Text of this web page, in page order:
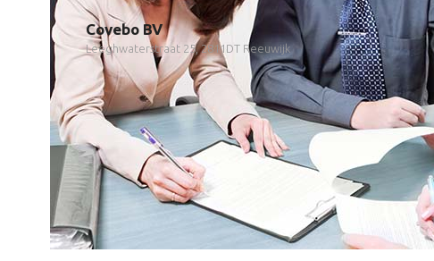
Covebo BV
Leeghwaterstraat 25, 2811DT Reeuwijk